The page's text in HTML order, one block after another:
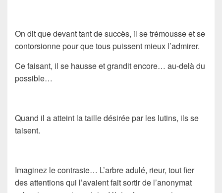
On dit que devant tant de succès, il se trémousse et se
contorsionne pour que tous puissent mieux l’admirer.
Ce faisant, il se hausse et grandit encore… au-delà du
possible…
Quand il a atteint la taille désirée par les lutins, ils se
taisent.
Imaginez le contraste… L’arbre adulé, rieur, tout fier
des attentions qui l’avaient fait sortir de l’anonymat